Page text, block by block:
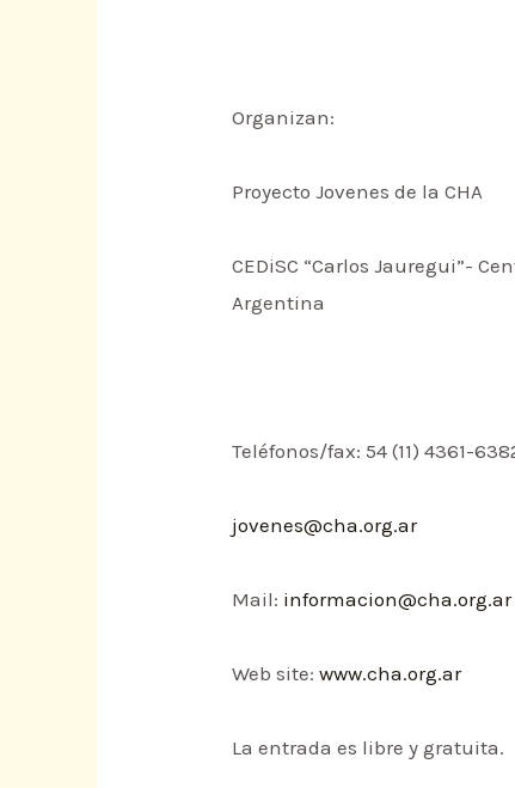
Organizan:
Proyecto Jovenes de la CHA
CEDiSC “Carlos Jauregui”-
Argentina
Teléfonos/fax: 54 (11) 4361-
jovenes@cha.org.ar
Mail: informacion@cha.org.ar
Web site:www.cha.org.ar
La entrada es libre y gratuita.